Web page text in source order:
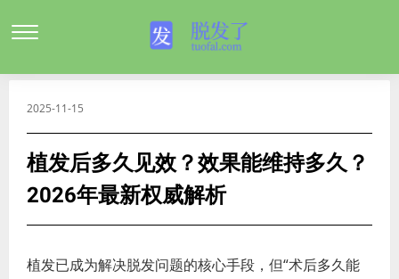
2025-11-15
植发后多久见效？效果能维持多久？
2026年最新权威解析
植发已成为解决脱发问题的核心手段，但“术后多久能